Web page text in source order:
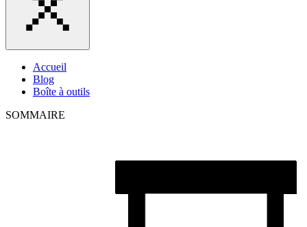
Accueil
Blog
Boîte à outils
SOMMAIRE